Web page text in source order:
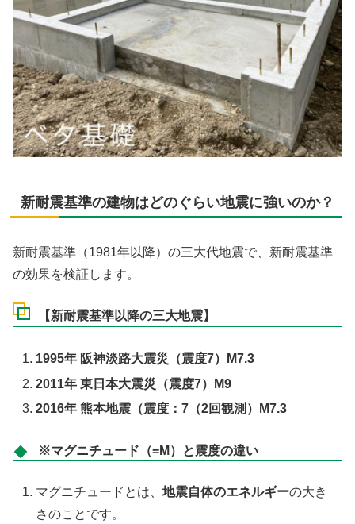
新耐震基準の建物はどのぐらい地震に強いのか？
新耐震基準（1981年以降）の三大代地震で、新耐震基準
の効果を検証します。
【新耐震基準以降の三大地震】
1995年 阪神淡路大震災（震度7）M7.3
2011年 東日本大震災（震度7）M9
2016年 熊本地震（震度：7（2回観測）M7.3
※マグニチュード（=M）と震度の違い
マグニチュードとは、地震自体のエネルギーの大き
さのことです。